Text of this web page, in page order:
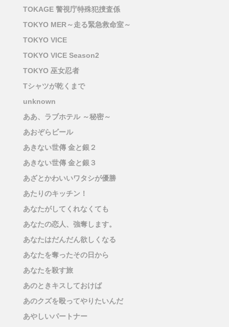
TOKAGE 警視庁特殊犯捜査係
TOKYO MER～走る緊急救命室～
TOKYO VICE
TOKYO VICE Season2
TOKYO 巫女忍者
Tシャツが乾くまで
unknown
ああ、ラブホテル ～秘密～
あおぞらビール
あきない世傳 金と銀２
あきない世傳 金と銀３
あざとかわいいワタシが優勝
あたりのキッチン！
あなたがしてくれなくても
あなたの恋人、強奪します。
あなたはだんだん欲しくなる
あなたを奪ったその日から
あなたを殺す旅
あのときキスしておけば
あのクズを殴ってやりたいんだ
あやしいパートナー